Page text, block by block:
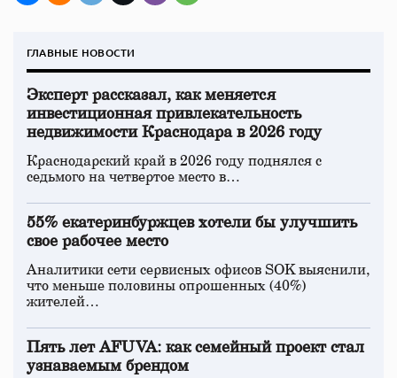
ГЛАВНЫЕ НОВОСТИ
Эксперт рассказал, как меняется
инвестиционная привлекательность
недвижимости Краснодара в 2026 году
Краснодарский край в 2026 году поднялся с
седьмого на четвертое место в…
55% екатеринбуржцев хотели бы улучшить
свое рабочее место
Аналитики сети сервисных офисов SOK выяснили,
что меньше половины опрошенных (40%)
жителей…
Пять лет AFUVA: как семейный проект стал
узнаваемым брендом